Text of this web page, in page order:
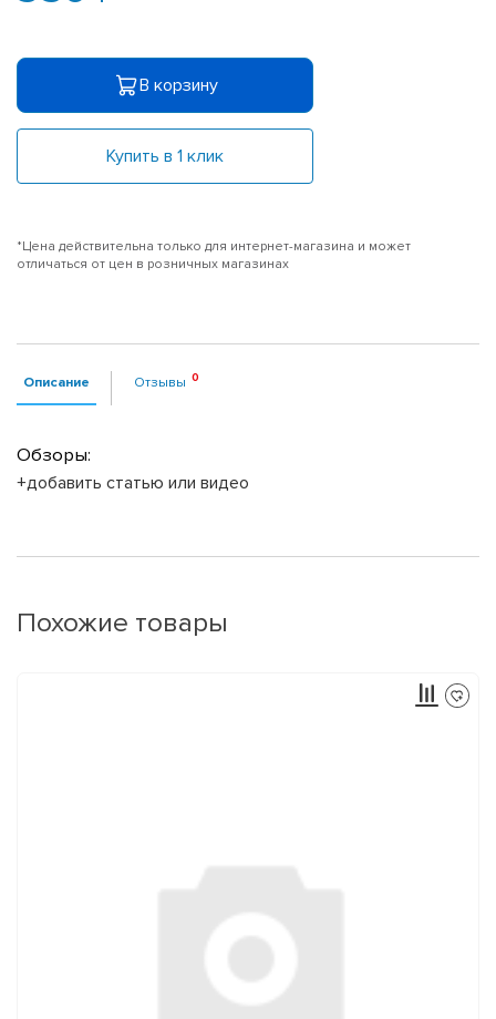
В корзину
Купить в 1 клик
*Цена действительна только для интернет-магазина и может
отличаться от цен в розничных магазинах
Описание Отзывы
Обзоры:
+добавить статью или видео
Похожие товары